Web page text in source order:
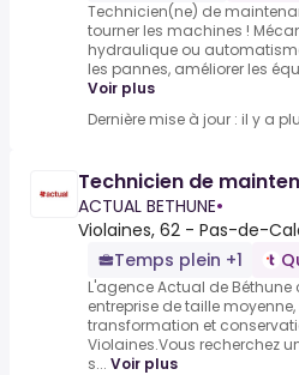
Technicien(ne) de
tourner les machines !
hydraulique ou
les pannes, améliorer les
Voir plus
Dernière mise à jour : il y a
Technicien de
ACTUAL BETHUNE•
Violaines, 62 - Pas-de-
Temps plein +1
L'agence Actual de
entreprise de taille
transformation et
Violaines.Vous recherchez
s... Voir plus